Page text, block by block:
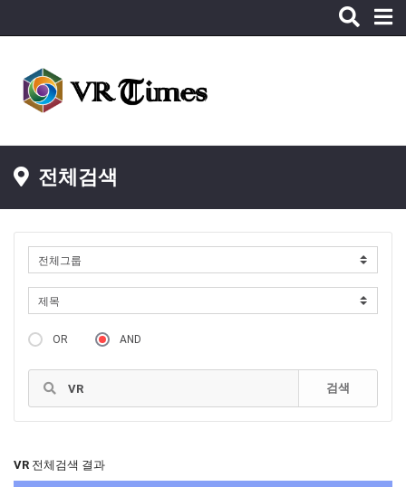
Toggle
전체검색
OR AND
검색
VR 전체검색 결과